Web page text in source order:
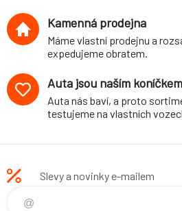
Kamenná prodejna
Máme vlastní prodejnu a
expedujeme obratem.
Auta jsou naším koníčkem
Auta nás baví, a proto
testujeme na vlastních
Slevy a novinky e-mailem